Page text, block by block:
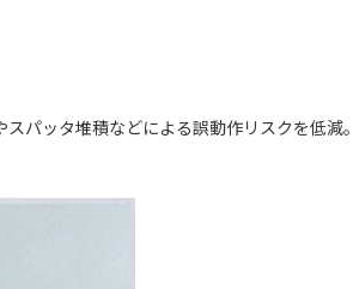
パッタ堆積などによる誤動作リスクを低減